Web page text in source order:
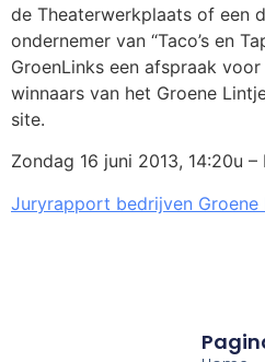
de Theaterwerkplaats of een
ondernemer van “Taco’s en
GroenLinks een afspraak
winnaars van het Groene
site.
Zondag 16 juni 2013, 14:20u –
Juryrapport bedrijven Groene